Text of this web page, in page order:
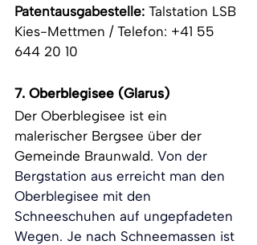
Patentausgabestelle: Talstation LSB
Kies-Mettmen / Telefon: +41 55
644 20 10
7. Oberblegisee (Glarus)
Der Oberblegisee ist ein
malerischer Bergsee über der
Gemeinde Braunwald. Von der
Bergstation aus erreicht man den
Oberblegisee mit den
Schneeschuhen auf ungepfadeten
Wegen. Je nach Schneemassen ist